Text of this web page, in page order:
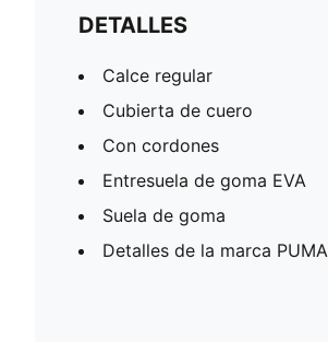
DETALLES
Calce regular
Cubierta de cuero
Con cordones
Entresuela de goma EVA
Suela de goma
Detalles de la marca PUMA